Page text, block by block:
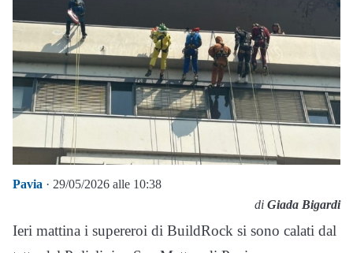
Pavia · 29/05/2026 alle 10:38
di Giada Bigardi
Ieri mattina i supereroi di BuildRock si sono calati dal